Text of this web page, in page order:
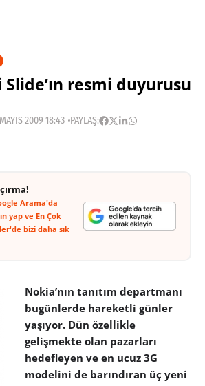
resmi duyurusu
2009 18:43 PAYLAŞ:
Arama'da
yap ve En Çok
bizi daha sık
Nokia’nın tanıtım departmanı
bugünlerde hareketli günler
yaşıyor. Dün özellikle
gelişmekte olan pazarları
hedefleyen ve en ucuz 3G
modelini de barındıran üç yeni